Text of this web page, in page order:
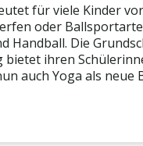
für viele Kinder
oder
Handball. Die
bietet ihren
auch Yoga als neue